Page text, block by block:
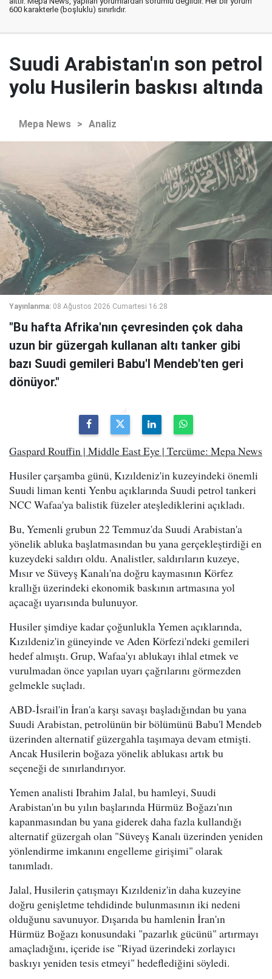
600 karakterle (boşluklu) sınırlıdır.
Suudi Arabistan'ın son petrol
yolu Husilerin baskısı altında
Mepa News > Analiz
Yayınlanma: 08 Ağustos 2026 Cumartesi 16:28
"Bu hafta Afrika'nın çevresinden çok daha
uzun bir güzergah kullanan altı tanker gibi
bazı Suudi gemileri Babu'l Mendeb'ten geri
dönüyor."
Gaspard Rouffin | Middle East Eye | Tercüme: Mepa News
Husiler çarşamba günü, Kızıldeniz'in kuzeyindeki önemli
Suudi liman kenti Yenbu açıklarında Suudi petrol tankeri
NCC Wafaa'ya balistik füzeler ateşlediklerini açıkladı.
Bu, Yemenli grubun 22 Temmuz'da Suudi Arabistan'a
yönelik abluka başlatmasından bu yana gerçekleştirdiği en
kuzeydeki saldırı oldu. Analistler, saldırıların kuzeye,
Mısır ve Süveyş Kanalı'na doğru kaymasının Körfez
krallığı üzerindeki ekonomik baskının artmasına yol
açacağı uyarısında bulunuyor.
Husiler şimdiye kadar çoğunlukla Yemen açıklarında,
Kızıldeniz'in güneyinde ve Aden Körfezi'ndeki gemileri
hedef almıştı. Grup, Wafaa'yı ablukayı ihlal etmek ve
vurulmadan önce yapılan uyarı çağrılarını görmezden
gelmekle suçladı.
ABD-İsrail'in İran'a karşı savaşı başladığından bu yana
Suudi Arabistan, petrolünün bir bölümünü Babu'l Mendeb
üzerinden alternatif güzergahla taşımaya devam etmişti.
Ancak Husilerin boğaza yönelik ablukası artık bu
seçeneği de sınırlandırıyor.
Yemen analisti Ibrahim Jalal, bu hamleyi, Suudi
Arabistan'ın bu yılın başlarında Hürmüz Boğazı'nın
kapanmasından bu yana giderek daha fazla kullandığı
alternatif güzergah olan "Süveyş Kanalı üzerinden yeniden
yönlendirme imkanını engelleme girişimi" olarak
tanımladı.
Jalal, Husilerin çatışmayı Kızıldeniz'in daha kuzeyine
doğru genişletme tehdidinde bulunmasının iki nedeni
olduğunu savunuyor. Dışarıda bu hamlenin İran'ın
Hürmüz Boğazı konusundaki "pazarlık gücünü" artırmayı
amaçladığını, içeride ise "Riyad üzerindeki zorlayıcı
baskıyı yeniden tesis etmeyi" hedeflediğini söyledi.